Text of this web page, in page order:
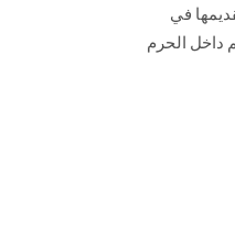
في
داخل الحرم